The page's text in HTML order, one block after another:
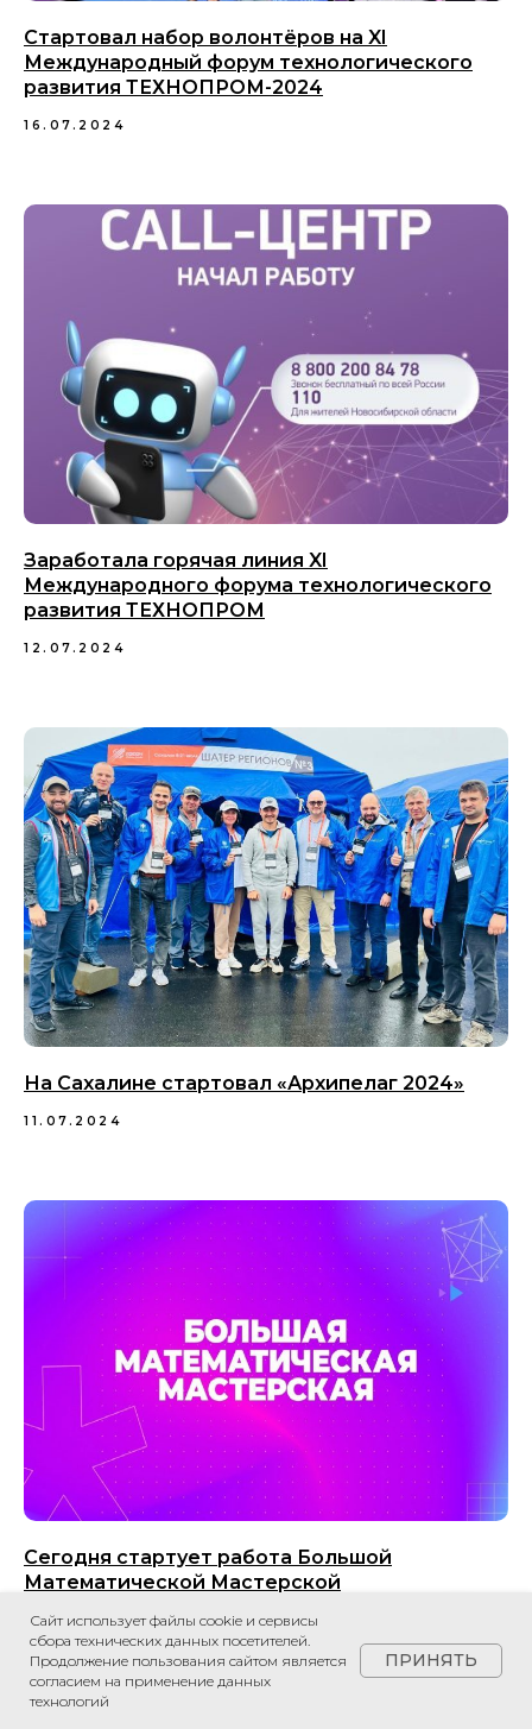
Сайт использует файлы cookie и сервисы
сбора технических данных посетителей.
Продолжение пользования сайтом является
согласием на применение данных
технологий
ПРИНЯТЬ
Стартовал набор волонтёров на XI
Международный форум технологического
развития ТЕХНОПРОМ-2024
16.07.2024
Заработала горячая линия XI
Международного форума технологического
развития ТЕХНОПРОМ
12.07.2024
На Сахалине стартовал «Архипелаг 2024»
11.07.2024
Сегодня стартует работа Большой
Математической Мастерской
08.07.2024